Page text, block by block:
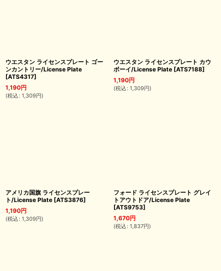
ウエスタン ライセンスプレート ゴー
ンカントリー/License Plate
[ATS4317]
1,190円
(税込 : 1,309円)
ウエスタン ライセンスプレート カウ
ボーイ/License Plate [ATS7188]
1,190円
(税込 : 1,309円)
アメリカ国旗 ライセンスプレー
ト/License Plate [ATS3876]
1,190円
(税込 : 1,309円)
フォード ライセンスプレート グレイ
トアウトドア/License Plate
[ATS9753]
1,670円
(税込 : 1,837円)